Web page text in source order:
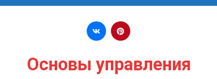
Перейти к содержимому
Основы управления